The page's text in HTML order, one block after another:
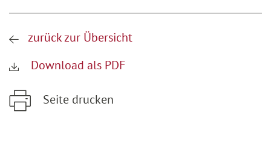
zurück zur Übersicht
Download als PDF
Seite drucken